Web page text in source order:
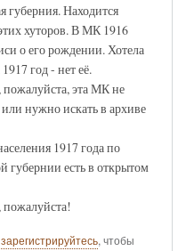
губерния. Находится
хуторов. В МК 1916
о его рождении. Хотела
год - нет её.
эта МК не
нужно искать в архиве
1917 года по
губернии есть в открытом
зарегистрируйтесь, чтобы